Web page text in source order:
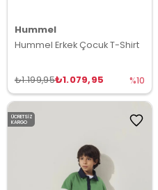
Hummel
Hummel Erkek Çocuk T-Shirt
₺1.079,95
₺1.199,95 %10
ÜCRETSIZ
KARGO